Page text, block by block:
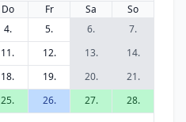
Do Fr Sa
So
4. 5. 6.
7.
11. 12. 13.
14.
18. 19. 20.
21.
25. 26. 27.
28.